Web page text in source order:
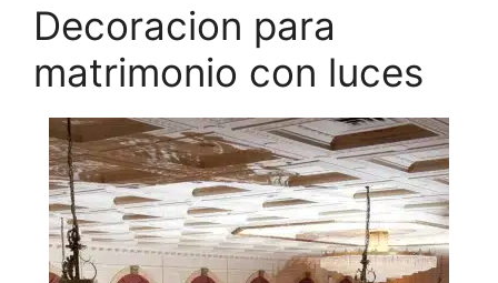
Decoracion para
matrimonio con luces